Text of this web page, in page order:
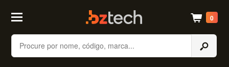
Buscar
0